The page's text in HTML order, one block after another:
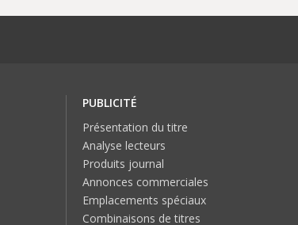
PUBLICITÉ
Présentation du titre
Analyse lecteurs
Produits journal
Annonces commerciales
Emplacements spéciaux
Combinaisons de titres